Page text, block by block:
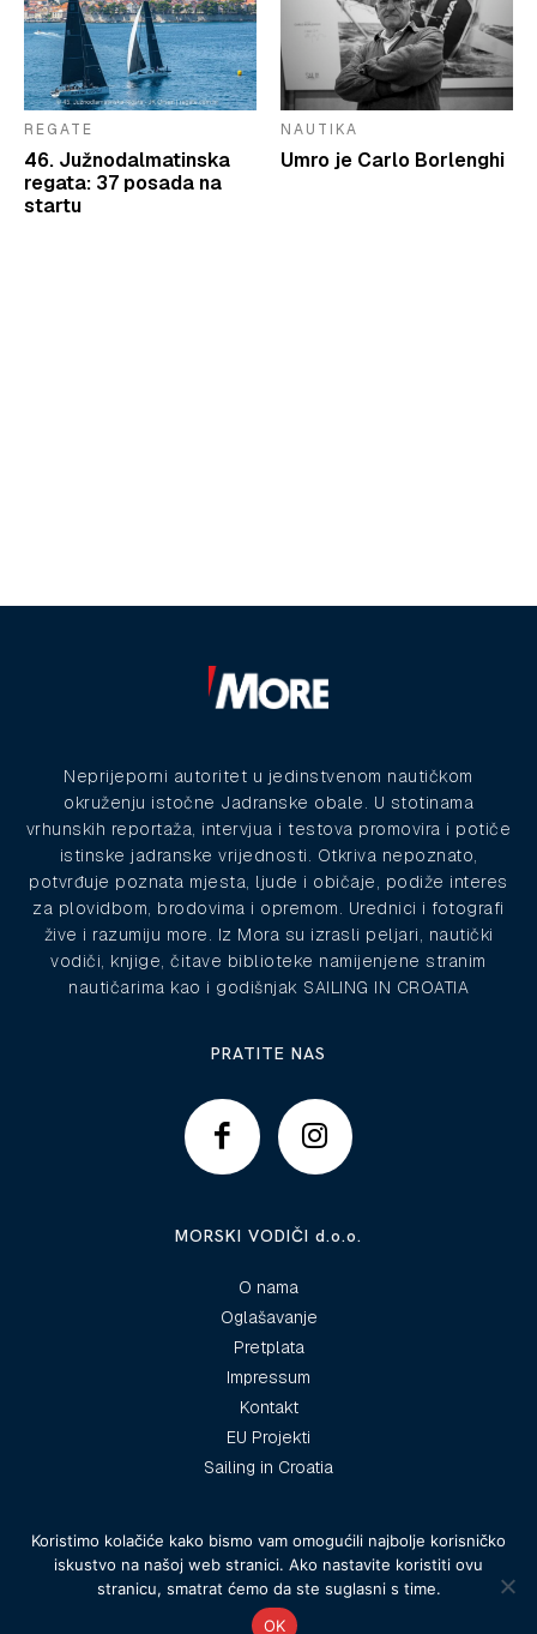
REGATE
46. Južnodalmatinska
regata: 37 posada na
startu
NAUTIKA
Umro je Carlo Borlenghi
Neprijeporni autoritet u jedinstvenom nautičkom
okruženju istočne Jadranske obale. U stotinama
vrhunskih reportaža, intervjua i testova promovira i potiče
istinske jadranske vrijednosti. Otkriva nepoznato,
potvrđuje poznata mjesta, ljude i običaje, podiže interes
za plovidbom, brodovima i opremom. Urednici i fotografi
žive i razumiju more. Iz Mora su izrasli peljari, nautički
vodiči, knjige, čitave biblioteke namijenjene stranim
nautičarima kao i godišnjak SAILING IN CROATIA
PRATITE NAS
MORSKI VODIČI d.o.o.
O nama
Oglašavanje
Pretplata
Impressum
Kontakt
EU Projekti
Sailing in Croatia
© 2025 Morski vodiči
Koristimo kolačiće kako bismo vam omogućili najbolje korisničko
iskustvo na našoj web stranici. Ako nastavite koristiti ovu
stranicu, smatrat ćemo da ste suglasni s time.
OK